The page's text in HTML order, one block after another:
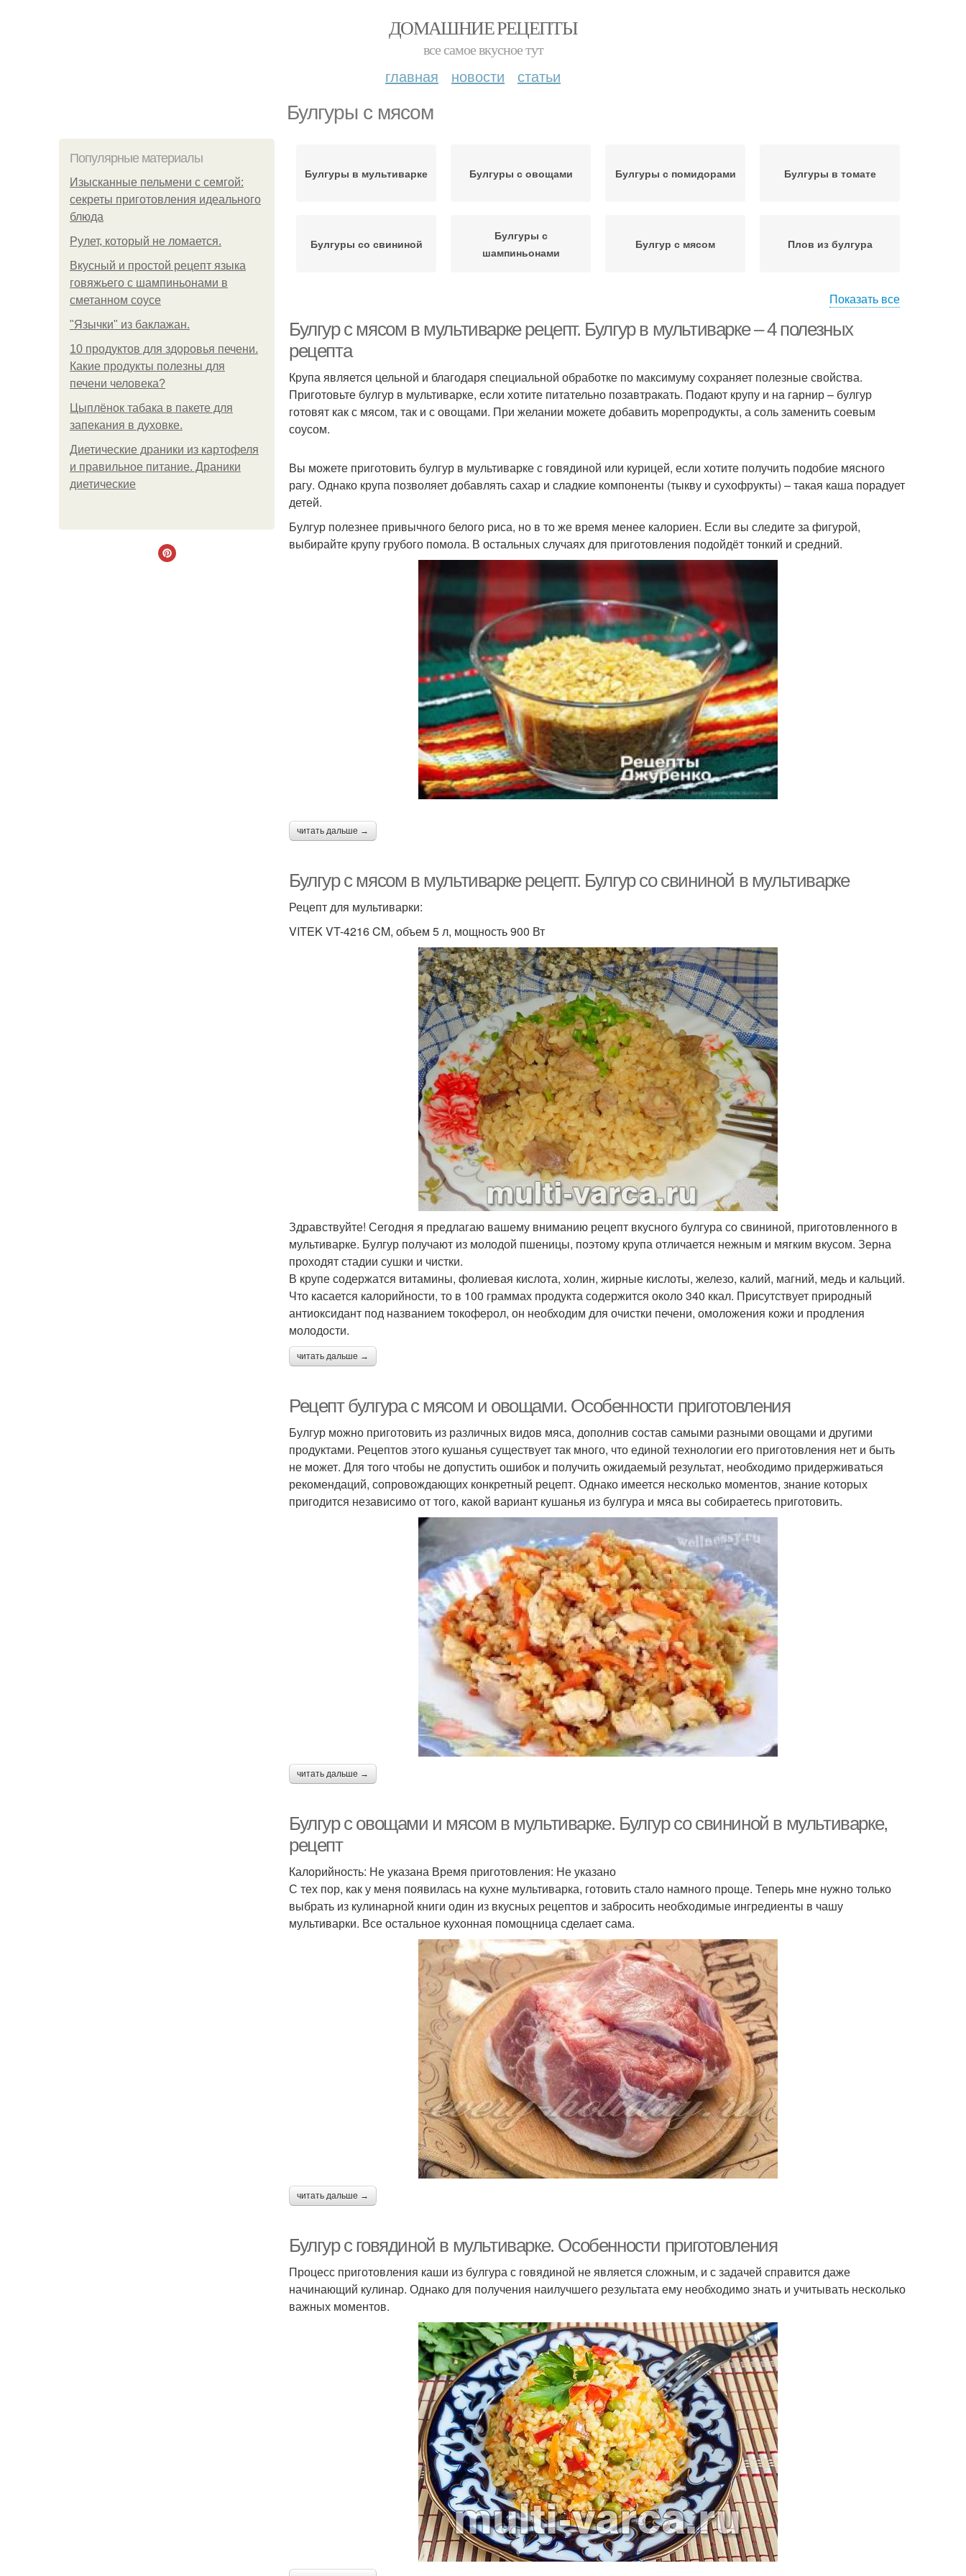
ДОМАШНИЕ РЕЦЕПТЫ
все самое вкусное тут
главная новости статьи
Булгуры с мясом
Популярные материалы
Изысканные пельмени с семгой:
секреты приготовления идеального
блюда
Рулет, который не ломается.
Вкусный и простой рецепт языка
говяжьего с шампиньонами в
сметанном соусе
"Язычки" из баклажан.
10 продуктов для здоровья печени.
Какие продукты полезны для
печени человека?
Цыплёнок табака в пакете для
запекания в духовке.
Диетические драники из картофеля
и правильное питание. Драники
диетические
Булгуры в мультиварке Булгуры с овощами Булгуры с помидорами Булгуры в томате
Булгуры со свининой
Булгуры с
шампиньонами
Булгур с мясом Плов из булгура
Булгуры с ребрами Булгуры с бараниной Булгуры с грибами Каша из булгура
Показать все
Булгур с мясом в мультиварке рецепт. Булгур в мультиварке – 4 полезных
рецепта
Крупа является цельной и благодаря специальной обработке по максимуму сохраняет полезные свойства.
Приготовьте булгур в мультиварке, если хотите питательно позавтракать. Подают крупу и на гарнир – булгур
готовят как с мясом, так и с овощами. При желании можете добавить морепродукты, а соль заменить соевым
соусом.
Вы можете приготовить булгур в мультиварке с говядиной или курицей, если хотите получить подобие мясного
рагу. Однако крупа позволяет добавлять сахар и сладкие компоненты (тыкву и сухофрукты) – такая каша порадует
детей.
Булгур полезнее привычного белого риса, но в то же время менее калориен. Если вы следите за фигурой,
выбирайте крупу грубого помола. В остальных случаях для приготовления подойдёт тонкий и средний.
читать дальше →
Булгур с мясом в мультиварке рецепт. Булгур со свининой в мультиварке
Рецепт для мультиварки:
VITEK VT-4216 CM, объем 5 л, мощность 900 Вт
Здравствуйте! Сегодня я предлагаю вашему вниманию рецепт вкусного булгура со свининой, приготовленного в
мультиварке. Булгур получают из молодой пшеницы, поэтому крупа отличается нежным и мягким вкусом. Зерна
проходят стадии сушки и чистки.
В крупе содержатся витамины, фолиевая кислота, холин, жирные кислоты, железо, калий, магний, медь и кальций.
Что касается калорийности, то в 100 граммах продукта содержится около 340 ккал. Присутствует природный
антиоксидант под названием токоферол, он необходим для очистки печени, омоложения кожи и продления
молодости.
читать дальше →
Рецепт булгура с мясом и овощами. Особенности приготовления
Булгур можно приготовить из различных видов мяса, дополнив состав самыми разными овощами и другими
продуктами. Рецептов этого кушанья существует так много, что единой технологии его приготовления нет и быть
не может. Для того чтобы не допустить ошибок и получить ожидаемый результат, необходимо придерживаться
рекомендаций, сопровождающих конкретный рецепт. Однако имеется несколько моментов, знание которых
пригодится независимо от того, какой вариант кушанья из булгура и мяса вы собираетесь приготовить.
читать дальше →
Булгур с овощами и мясом в мультиварке. Булгур со свининой в мультиварке,
рецепт
Калорийность: Не указана Время приготовления: Не указано
С тех пор, как у меня появилась на кухне мультиварка, готовить стало намного проще. Теперь мне нужно только
выбрать из кулинарной книги один из вкусных рецептов и забросить необходимые ингредиенты в чашу
мультиварки. Все остальное кухонная помощница сделает сама.
читать дальше →
Булгур с говядиной в мультиварке. Особенности приготовления
Процесс приготовления каши из булгура с говядиной не является сложным, и с задачей справится даже
начинающий кулинар. Однако для получения наилучшего результата ему необходимо знать и учитывать несколько
важных моментов.